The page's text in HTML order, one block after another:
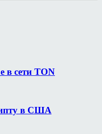
в сети TON
в США